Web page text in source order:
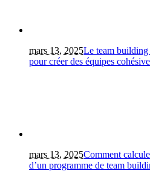
mars 13, 2025Le team building
pour créer des équipes
mars 13, 2025Comment
d’un programme de team